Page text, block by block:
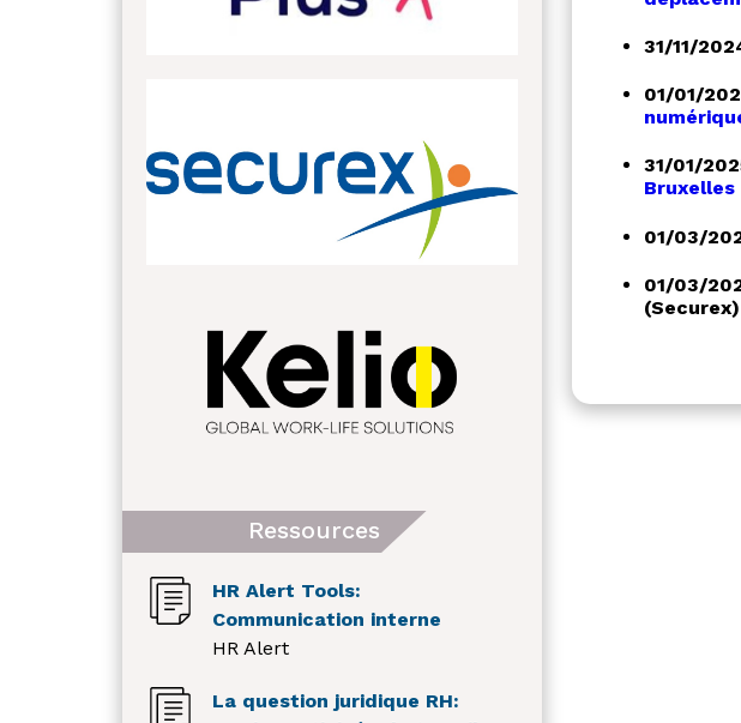
Ressources
HR Alert Tools:
Communication interne
HR Alert
La question juridique RH:
31/11/
01/01/
31/01/
Bruxelles
01/03/
01/03/
(Securex)